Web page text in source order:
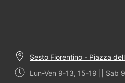
Sesto Fiorentino - Piazza
Lun-Ven 9-13, 15-19 || Sab